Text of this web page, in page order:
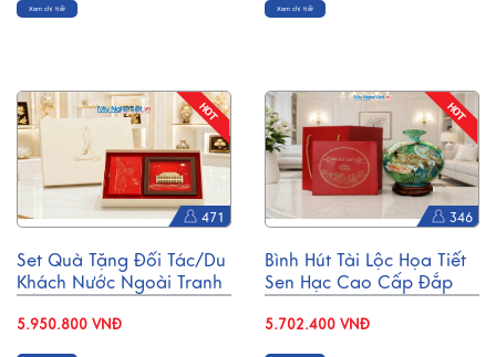
Xem chi tiết Xem chi tiết
471
Set Quà Tặng Đối Tác/Du
Khách Nước Ngoài Tranh
Hộp Trang Sức Sơn Mài
CBQT006/2
5.950.800 VNĐ
346
Bình Hút Tài Lộc Họa Tiết
Sen Hạc Cao Cấp Đắp
1
5.702.400 VNĐ